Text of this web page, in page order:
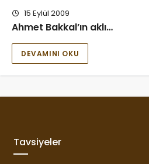
15 Eylül 2009
Ahmet Bakkal’ın aklı…
DEVAMINI OKU
Tavsiyeler